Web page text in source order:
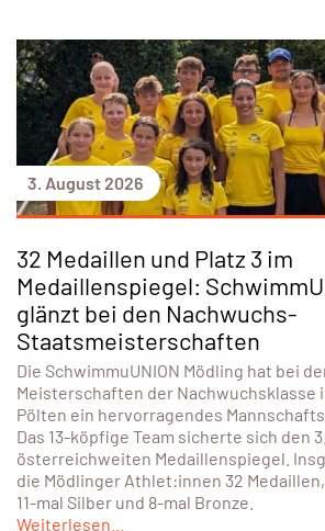
3. August 2026
32 Medaillen und Platz 3 im
Medaillenspiegel:
glänzt bei den Nachwuchs-
Staatsmeisterschaften
Die SchwimmuUNION Mödling hat bei
Meisterschaften der Nachwuchsklasse
Pölten ein hervorragendes
Das 13-köpfige Team sicherte sich den
österreichweiten Medaillenspiegel.
die Mödlinger Athlet:innen 32 Medaillen,
11-mal Silber und 8-mal Bronze.